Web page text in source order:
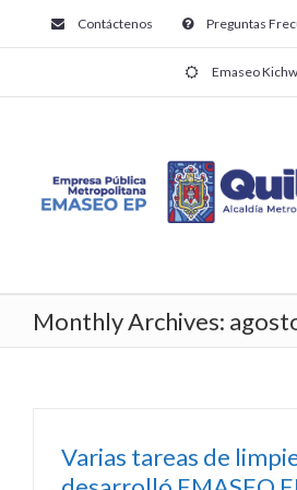
Contáctenos Preguntas
Emaseo
Monthly Archives:
Varias tareas de